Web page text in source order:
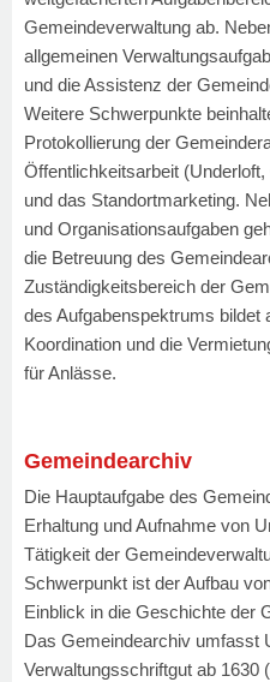
Gemeindeverwaltung ab.
allgemeinen
und die Assistenz der
Weitere Schwerpunkte
Protokollierung der
Öffentlichkeitsarbeit
und das Standortmarketing.
und Organisationsaufgaben
die Betreuung des
Zuständigkeitsbereich der
des Aufgabenspektrums bildet
Koordination und die
für Anlässe.
Gemeindearchiv
Die Hauptaufgabe des
Erhaltung und Aufnahme von
Tätigkeit der
Schwerpunkt ist der Aufbau
Einblick in die Geschichte der
Das Gemeindearchiv umfasst
Verwaltungsschriftgut ab 1630